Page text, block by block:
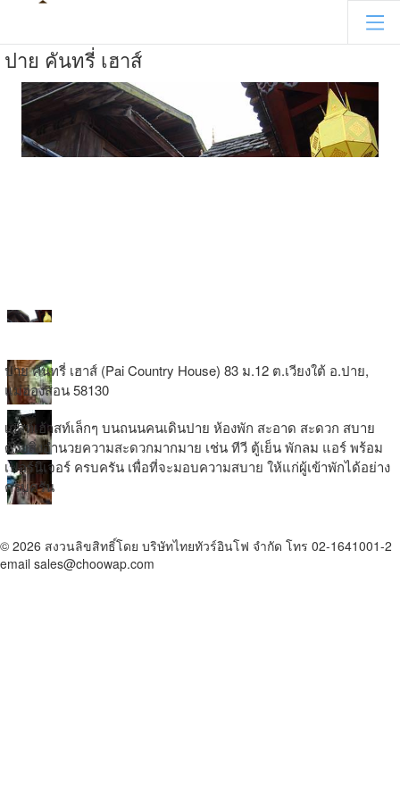
ปาย คันทรี่ เฮาส์
ปาย คันทรี่ เฮาส์ (Pai Country House) 83 ม.12 ต.เวียงใต้ อ.ปาย,
แม่ฮ่องสอน 58130
เกสท์เฮ้าสท์เล็กๆ บนถนนคนเดินปาย ห้องพัก สะอาด สะดวก สบาย
ด้วยสิ่งอำนวยความสะดวกมากมาย เช่น ทีวี ตู้เย็น พักลม แอร์ พร้อม
เฟอร์นิเจอร์ ครบครัน เพื่อที่จะมอบความสบาย ให้แก่ผู้เข้าพักได้อย่าง
ครบครัน
© 2026 สงวนลิขสิทธิ์โดย บริษัทไทยทัวร์อินโฟ จำกัด โทร 02-1641001-2
email sales@choowap.com